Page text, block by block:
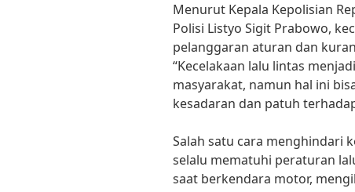
Menurut Kepala Kepolisian
Polisi Listyo Sigit Prabowo,
pelanggaran aturan dan
“Kecelakaan lalu lintas
masyarakat, namun hal ini
kesadaran dan patuh
Salah satu cara menghindari
selalu mematuhi peraturan
saat berkendara motor,